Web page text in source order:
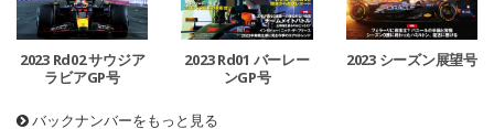
2023 Rd02 サウジア
ラビアGP号
2023 Rd01 バーレー
ンGP号
2023 シーズン展望号
バックナンバーをもっと見る